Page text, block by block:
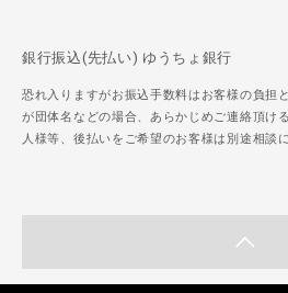
銀行振込(先払い) ゆうちょ銀行
恐れ入りますがお振込手数料はお客様の負担
が団体名などの場合、あらかじめご連絡頂け
人様等、後払いをご希望のお客様は別途相談